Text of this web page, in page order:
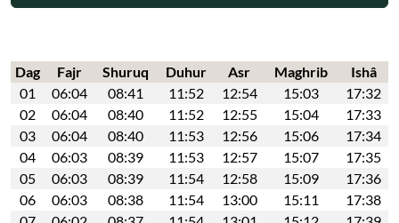
Dag Fajr Shuruq Duhur Asr Maghrib
Ishâ
01
06:04 08:41 11:52 12:54 15:03
17:32
02
06:04 08:40 11:52 12:55 15:04
17:33
03
06:04 08:40 11:53 12:56 15:06
17:34
04
06:03 08:39 11:53 12:57 15:07
17:35
05
06:03 08:39 11:54 12:58 15:09
17:36
06
06:03 08:38 11:54 13:00 15:11
17:38